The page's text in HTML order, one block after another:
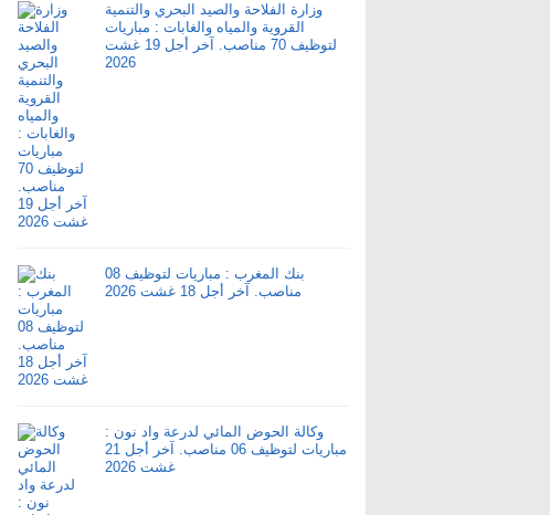
وزارة الفلاحة والصيد البحري والتنمية
القروية والمياه والغابات : مباريات
لتوظيف 70 مناصب. آخر أجل 19 غشت
2026
بنك المغرب : مباريات لتوظيف 08
مناصب. آخر أجل 18 غشت 2026
وكالة الحوض المائي لدرعة واد نون :
مباريات لتوظيف 06 مناصب. آخر أجل 21
غشت 2026